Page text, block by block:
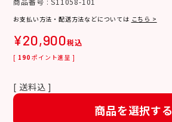
お支払い方法・配送方法などについては こちら >
¥20,900税込
[ 190 ポイント進呈 ]
送料込
商品を選択する